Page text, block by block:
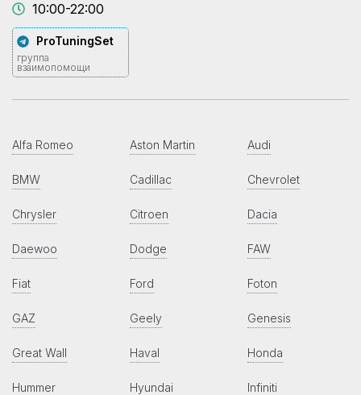
10:00-22:00
ProTuningSet
группа
взаимопомощи
Alfa Romeo Aston Martin Audi
BMW Cadillac Chevrolet
Chrysler Citroen Dacia
Daewoo Dodge FAW
Fiat Ford Foton
GAZ Geely Genesis
Great Wall Haval Honda
Hummer Hyundai Infiniti